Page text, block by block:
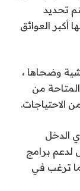
تحديد
أكبر العوائق
وضحاها ،
من
الاحتياجات.
الدخل
لدعم برامج
ترغب في